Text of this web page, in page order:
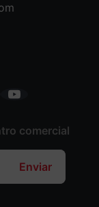
comercial
Enviar